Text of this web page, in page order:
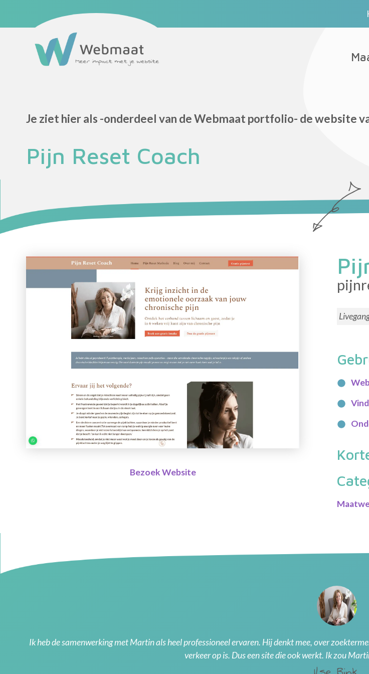
Je ziet hier als -onderdeel van de Webmaat portfolio- de website
Pijn Reset Coach
Bezoek Website
Ik heb de samenwerking met Martin als heel professioneel ervaren. Hij denkt mee, over
verkeer op is. Dus een site die ook werkt. Ik zou
Maatwerk website
Website onderhoud
Partners
Contact
Eerste stap